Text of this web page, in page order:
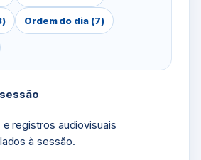
Ordem do dia (7)
e registros audiovisuais
à sessão.